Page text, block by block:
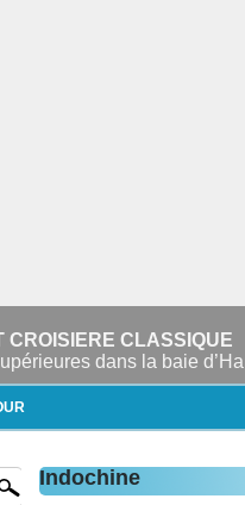
CROISIERE CLASSIQUE
dans la baie
Indochine